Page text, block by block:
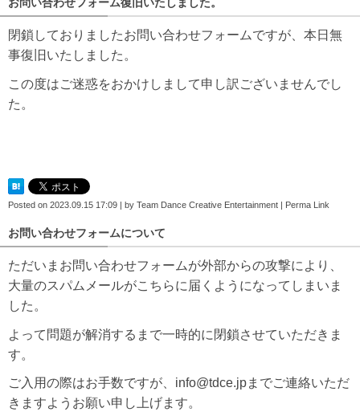
お問い合わせフォーム復旧いたしました。
閉鎖しておりましたお問い合わせフォームですが、本日無
事復旧いたしました。
この度はご迷惑をおかけしまして申し訳ございませんでし
た。
Posted on 2023.09.15 17:09 by Team Dance Creative Entertainment Perma Link
お問い合わせフォームについて
ただいまお問い合わせフォームが外部からの攻撃により、
大量のスパムメールがこちらに届くようになってしまいま
した。
よって問題が解消するまで一時的に閉鎖させていただきま
す。
ご入用の際はお手数ですが、info@tdce.jpまでご連絡いただ
きますようお願い申し上げます。